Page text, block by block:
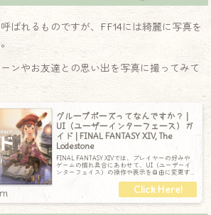
ばれるものですが、FF14には綺麗に写真を
ンやお友達との思い出を写真に撮ってみて
グループポーズってなんですか？ |
UI（ユーザーインターフェース）ガ
イド | FINAL FANTASY XIV, The
Lodestone
FINAL FANTASY XIVでは、プレイヤーの好みや
ゲームの慣れ具合にあわせて、UI（ユーザーイ
ンターフェイス）の操作や表示を自由に変更す